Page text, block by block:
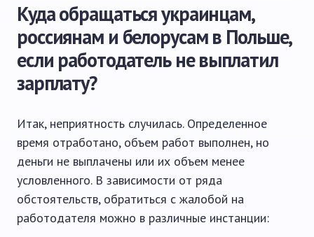
Куда обращаться украинцам,
россиянам и белорусам в Польше,
если работодатель не выплатил
зарплату?
Итак, неприятность случилась. Определенное
время отработано, объем работ выполнен, но
деньги не выплачены или их объем менее
условленного. В зависимости от ряда
обстоятельств, обратиться с жалобой на
работодателя можно в различные инстанции: